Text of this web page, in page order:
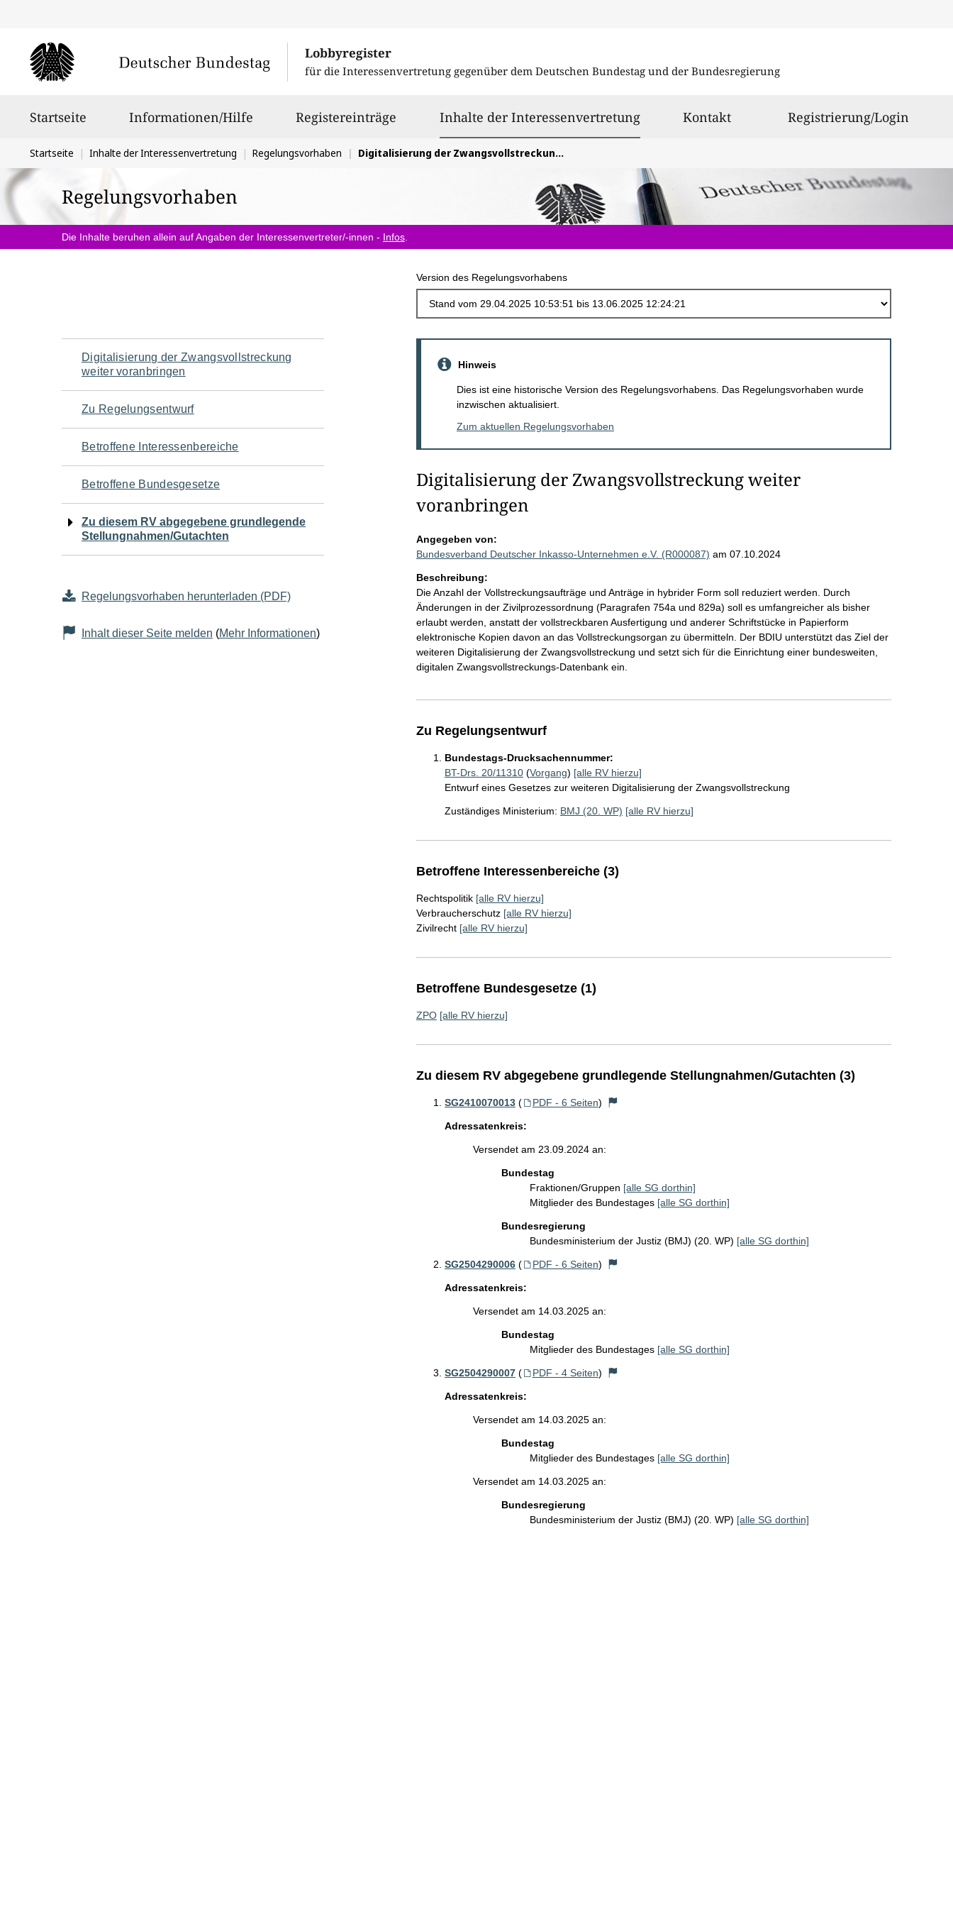
Lobbyregister
für die Interessenvertretung gegenüber dem Deutschen Bundestag und der Bundesregierung
Startseite Informationen/Hilfe Registereinträge Inhalte der Interessenvertretungausgewählt
Kontakt Registrierung/Login
Sie
befinden
sich
hier:
Startseite Inhalte der Interessenvertretung Regelungsvorhaben Digitalisierung der Zwangsvollstreckung weiter voranbringen
Regelungsvorhaben
Die Inhalte beruhen allein auf Angaben der Interessenvertreter/-innen - Infos
Version des Regelungsvorhabens
Navigation
für
den
Seiteninhalt
Digitalisierung der Zwangsvollstreckung
weiter voranbringen
Zu Regelungsentwurf
Betroffene Interessenbereiche
Betroffene Bundesgesetze
Zu diesem RV abgegebene grundlegende
Stellungnahmen/Gutachten
Regelungsvorhaben herunterladen (PDF)
Inhalt dieser Seite melden (Mehr Informationen)
Hinweis
Dies ist eine historische Version des Regelungsvorhabens. Das Regelungsvorhaben wurde
inzwischen aktualisiert.
Zum aktuellen Regelungsvorhaben
Digitalisierung der Zwangsvollstreckung weiter
voranbringen
Angegeben von:
Bundesverband Deutscher Inkasso-Unternehmen e.V. (R000087) am 07.10.2024
Beschreibung:
Die Anzahl der Vollstreckungsaufträge und Anträge in hybrider Form soll reduziert werden. Durch
Änderungen in der Zivilprozessordnung (Paragrafen 754a und 829a) soll es umfangreicher als bisher
erlaubt werden, anstatt der vollstreckbaren Ausfertigung und anderer Schriftstücke in Papierform
elektronische Kopien davon an das Vollstreckungsorgan zu übermitteln. Der BDIU unterstützt das Ziel der
weiteren Digitalisierung der Zwangsvollstreckung und setzt sich für die Einrichtung einer bundesweiten,
digitalen Zwangsvollstreckungs-Datenbank ein.
Zu Regelungsentwurf
Bundestags-Drucksachennummer:
BT-Drs. 20/11310(Vorgang) [alle RV hierzu]
Entwurf eines Gesetzes zur weiteren Digitalisierung der Zwangsvollstreckung
Zuständiges Ministerium: BMJ (20. WP) [alle RV hierzu]
Betroffene Interessenbereiche (3)
Rechtspolitik [alle RV hierzu]
Verbraucherschutz [alle RV hierzu]
Zivilrecht [alle RV hierzu]
Betroffene Bundesgesetze (1)
ZPO [alle RV hierzu]
Zu diesem RV abgegebene grundlegende Stellungnahmen/Gutachten (3)
SG2410070013 ( PDF - 6 Seiten)
Adressatenkreis:
Versendet am 23.09.2024 an:
Bundestag
Fraktionen/Gruppen [alle SG dorthin]
Mitglieder des Bundestages [alle SG dorthin]
Bundesregierung
Bundesministerium der Justiz (BMJ) (20. WP) [alle SG dorthin]
SG2504290006 ( PDF - 6 Seiten)
Adressatenkreis:
Versendet am 14.03.2025 an:
Bundestag
Mitglieder des Bundestages [alle SG dorthin]
SG2504290007 ( PDF - 4 Seiten)
Adressatenkreis:
Versendet am 14.03.2025 an:
Bundestag
Mitglieder des Bundestages [alle SG dorthin]
Versendet am 14.03.2025 an:
Bundesregierung
Bundesministerium der Justiz (BMJ) (20. WP) [alle SG dorthin]